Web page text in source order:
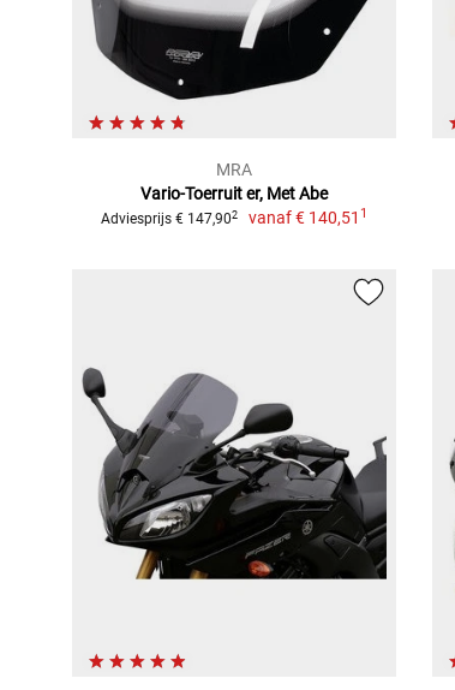
MRA
Vario-Toerruit er, Met Abe
Adviesprijs € 147,902 vanaf€ 140,51 1